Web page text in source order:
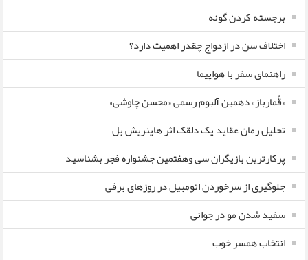
برجسته کردن گونه
اختلاف سن در ازدواج چقدر اهمیت دارد؟
راهنمای سفر با هواپیما
«قُمارباز» دهمین آلبوم رسمی «محسن چاوشی»
تحلیل رمان عقاید یک دلقک اثر هاینریش بل
پرکارترین بازیگران سی وهفتمین جشنواره فجر بشناسید
جلوگیری از سرخوردن اتومبیل در روزهای برفی
سفید شدن مو در جوانی
انتخاب همسر خوب